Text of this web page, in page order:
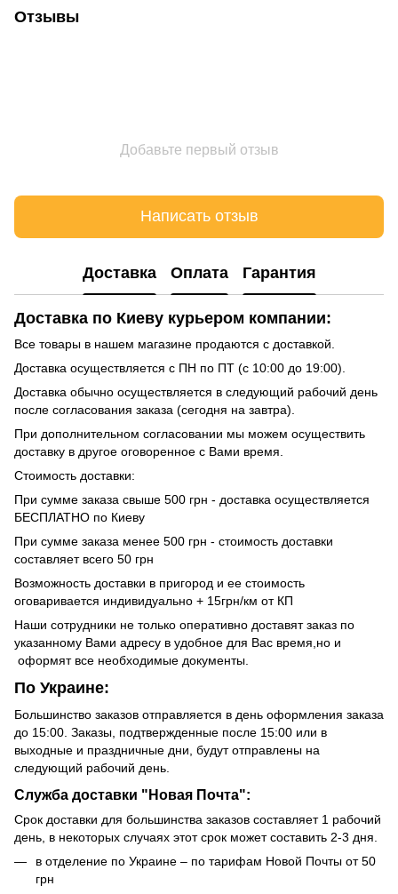
Отзывы
Добавьте первый отзыв
Написать отзыв
Доставка Оплата Гарантия
Доставка по Киеву курьером компании:
Все товары в нашем магазине продаются с доставкой.
Доставка осуществляется с ПН по ПТ (с 10:00 до 19:00).
Доставка обычно осуществляется в следующий рабочий день
после согласования заказа (сегодня на завтра).
При дополнительном согласовании мы можем осуществить
доставку в другое оговоренное с Вами время.
Стоимость доставки:
При сумме заказа свыше 500 грн - доставка осуществляется
БЕСПЛАТНО по Киеву
При сумме заказа менее 500 грн - стоимость доставки
составляет всего 50 грн
Возможность доставки в пригород и ее стоимость
оговаривается индивидуально + 15грн/км от КП
Наши сотрудники не только оперативно доставят заказ по
указанному Вами адресу в удобное для Вас время,но и
оформят все необходимые документы.
По Украине:
Большинство заказов отправляется в день оформления заказа
до 15:00. Заказы, подтвержденные после 15:00 или в
выходные и праздничные дни, будут отправлены на
следующий рабочий день.
Служба доставки "Новая Почта":
Срок доставки для большинства заказов составляет 1 рабочий
день, в некоторых случаях этот срок может составить 2-3 дня.
в отделение по Украине – по тарифам Новой Почты от 50
грн